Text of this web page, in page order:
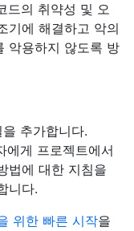
드의 취약성 및 오
기에 해결하고 악의
악용하지 않도록 방
을 추가합니다.
에게 프로젝트에서
법에 대한 지침을
니다.
위한 빠른 시작을